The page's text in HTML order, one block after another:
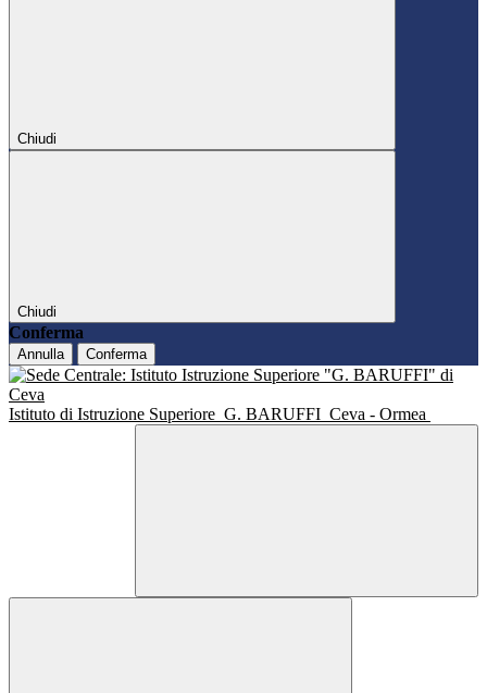
Chiudi
Chiudi
Conferma
Annulla Conferma
Istituto di Istruzione Superiore G. BARUFFI Ceva - Ormea